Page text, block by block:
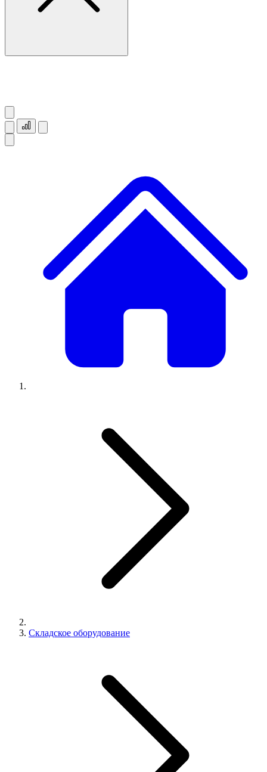
Складское оборудование